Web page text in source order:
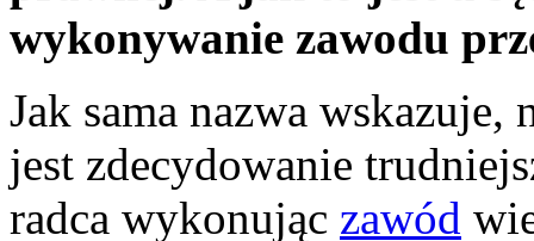
wykonywanie zawodu
Jak sama nazwa
jest zdecydowanie
radca wykonując zawód